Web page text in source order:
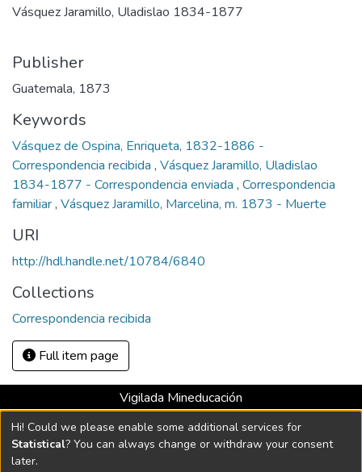
Vásquez Jaramillo, Uladislao 1834-1877
Publisher
Guatemala, 1873
Keywords
Vásquez de Ospina, Enriqueta, 1832-1886 -
Correspondencia recibida , Vásquez Jaramillo, Uladislao
1834-1877 - Correspondencia enviada , Correspondencia
familiar, Vásquez Jaramillo, Marcelina, m. 1873 - Muerte
URI
http://hdl.handle.net/10784/6840
Collections
Correspondencia recibida
Full item page
Vigilada Mineducación
Universidad con Acreditación Institucional hasta 2026 -
Resolución MEN 2158 de 2018
Hi! Could we please enable some additional services for
Statistical? You can always change or withdraw your consent
later.